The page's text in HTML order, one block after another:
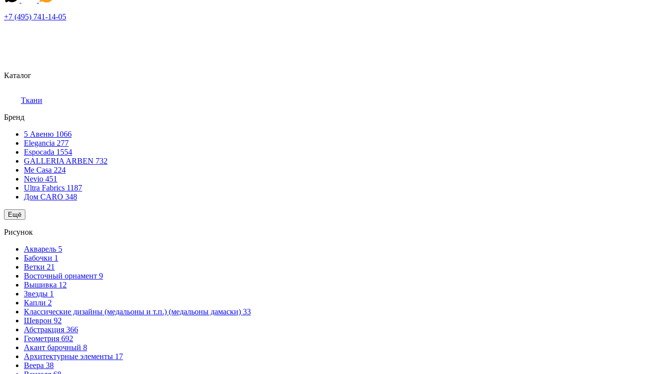
+7 (495) 741-14-05
Каталог
Ткани
Бренд
5 Авеню 1066
Elegancia 277
Espocada 1554
GALLERIA ARBEN 732
Me Casa 224
Nevio 451
Ultra Fabrics 1187
Дом CARO 348
Ещё
Рисунок
Акварель 5
Бабочки 1
Ветки 21
Восточный орнамент 9
Вышивка 12
Звезды 1
Капли 2
Классические дизайны (медальоны и т.п.) (медальоны дамаски) 33
Шеврон 92
Абстракция 366
Геометрия 692
Акант барочный 8
Архитектурные элементы 17
Веера 38